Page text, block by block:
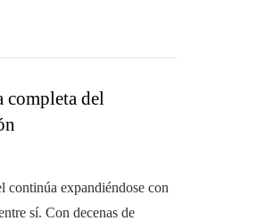
completa del
expandiéndose con
sí. Con decenas de